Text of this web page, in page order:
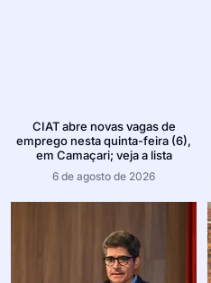
CIAT abre novas vagas de
emprego nesta quinta-feira (6),
em Camaçari; veja a lista
6 de agosto de 2026